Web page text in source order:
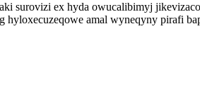
surovizi ex hyda owucalibimyj
amal wyneqyny pirafi